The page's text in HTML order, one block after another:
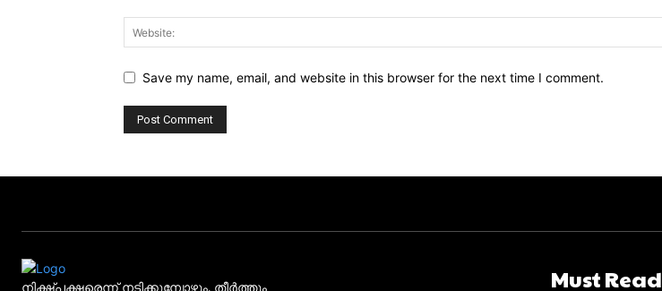
Save my name, email, and website in this browser for the next time I comment.
നിക്ഷ്പക്ഷരെന്ന് നടിക്കുമ്പോഴും, തീർത്തും Must Read